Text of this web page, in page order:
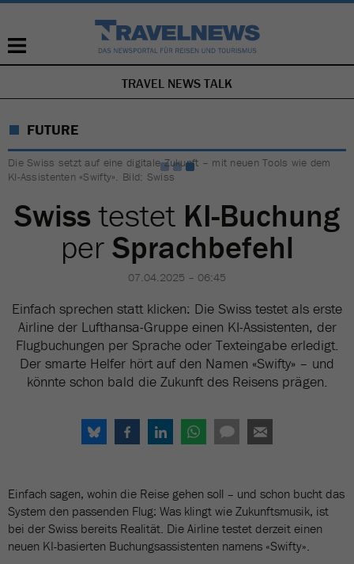
NAVIGATION
ÜBERSPRINGEN
TRAVEL NEWS TALK
FUTURE
Die Swiss setzt auf eine digitale Zukunft – mit neuen Tools wie dem
KI-Assistenten «Swifty». Bild: Swiss
Swiss testet KI-Buchung
per Sprachbefehl
07.04.2025 – 06:45
Einfach sprechen statt klicken: Die Swiss testet als erste
Airline der Lufthansa-Gruppe einen KI-Assistenten, der
Flugbuchungen per Sprache oder Texteingabe erledigt.
Der smarte Helfer hört auf den Namen «Swifty» – und
könnte schon bald die Zukunft des Reisens prägen.
Einfach sagen, wohin die Reise gehen soll – und schon bucht das
System den passenden Flug: Was klingt wie Zukunftsmusik, ist
bei der Swiss bereits Realität. Die Airline testet derzeit einen
neuen KI-basierten Buchungsassistenten namens «Swifty».